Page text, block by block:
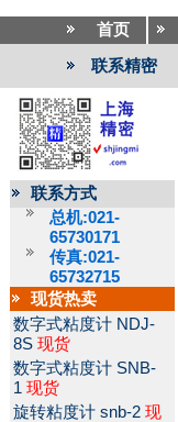
首页
联系精密
联系方式
总机:021-
65730171
传真:021-
65732715
现货热卖
数字式粘度计 NDJ-
8S 现货
数字式粘度计 SNB-
1 现货
旋转粘度计 snb-2 现